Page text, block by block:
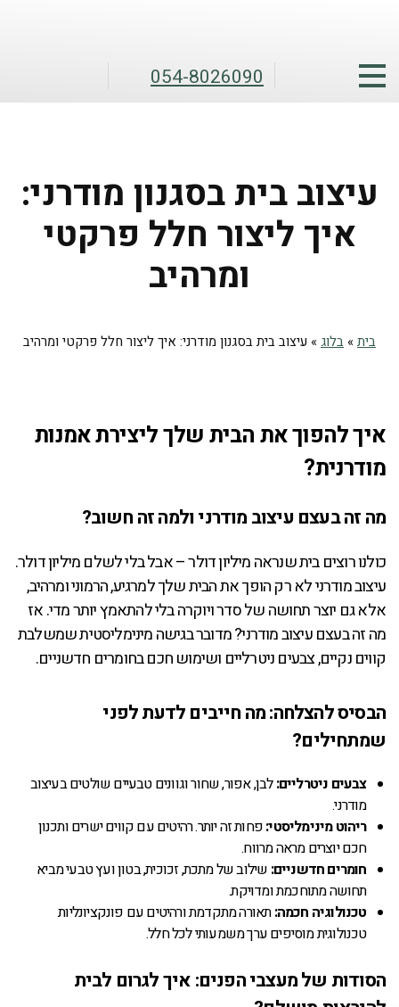
054-8026090
עיצוב בית בסגנון מודרני:
איך ליצור חלל פרקטי
ומרהיב
בית» בלוג» עיצוב בית בסגנון מודרני: איך ליצור חלל פרקטי ומרהיב
איך להפוך את הבית שלך ליצירת אמנות
מודרנית?
מה זה בעצם עיצוב מודרני ולמה זה חשוב?
כולנו רוצים בית שנראה מיליון דולר – אבל בלי לשלם מיליון דולר.
עיצוב מודרני לא רק הופך את הבית שלך למרגיע, הרמוני ומרהיב,
אלא גם יוצר תחושה של סדר ויוקרה בלי להתאמץ יותר מדי. אז
מה זה בעצם עיצוב מודרני? מדובר בגישה מינימליסטית שמשלבת
קווים נקיים, צבעים ניטרליים ושימוש חכם בחומרים חדשניים.
הבסיס להצלחה: מה חייבים לדעת לפני
שמתחילים?
צבעים ניטרליים:לבן, אפור, שחור וגוונים טבעיים שולטים בעיצוב
מודרני.
ריהוט מינימליסטי:פחות זה יותר. רהיטים עם קווים ישרים ותכנון
חכם יוצרים מראה מרווח.
חומרים חדשניים: שילוב של מתכת, זכוכית, בטון ועץ טבעי מביא
תחושה מתוחכמת ומדויקת.
טכנולוגיה חכמה:תאורה מתקדמת ורהיטים עם פונקציונליות
טכנולוגית מוסיפים ערך משמעותי לכל חלל.
הסודות של מעצבי הפנים: איך לגרום לבית